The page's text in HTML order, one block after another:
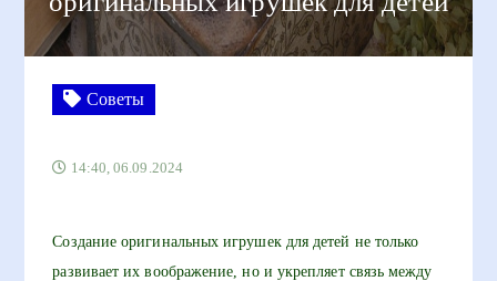
Советы
14:40, 06.09.2024
Создание оригинальных игрушек для детей не только
развивает их воображение, но и укрепляет связь между